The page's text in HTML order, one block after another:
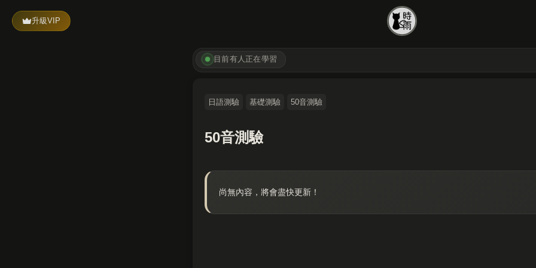
升級VIP
目前有人正在學習
日語測驗 基礎測驗 50音測驗
50音測驗
尚無內容，將會盡快更新！